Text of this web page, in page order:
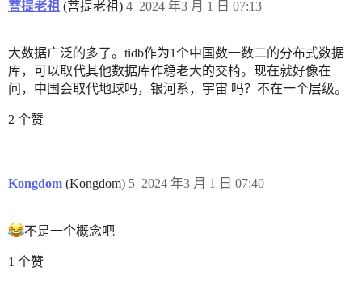
菩提老祖 (菩提老祖) 2024 年3 月 1 日 07:13
4
大数据广泛的多了。tidb作为1个中国数一数二的分布式数据
库，可以取代其他数据库作稳老大的交椅。现在就好像在
问，中国会取代地球吗，银河系，宇宙 吗？不在一个层级。
2 个赞
Kongdom (Kongdom) 2024 年3 月 1 日 07:40
5
不是一个概念吧
1 个赞